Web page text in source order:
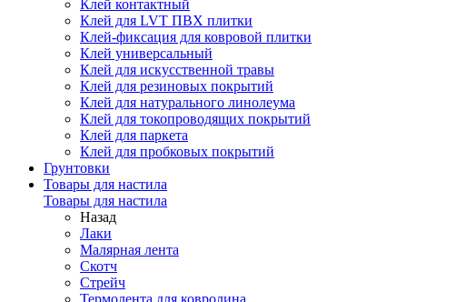
Клей контактный
Клей для LVT ПВХ плитки
Клей-фиксация для ковровой плитки
Клей универсальный
Клей для искусственной травы
Клей для резиновых покрытий
Клей для натурального линолеума
Клей для токопроводящих покрытий
Клей для паркета
Клей для пробковых покрытий
Грунтовки
Товары для настила
Товары для настила
Назад
Лаки
Малярная лента
Скотч
Стрейч
Термолента для ковролина